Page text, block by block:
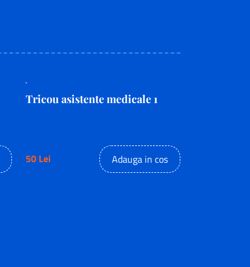
Tricou asistente medicale 1
50 Lei Adauga in cos